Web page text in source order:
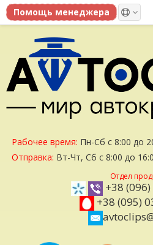
Рабочее время: Пн-Сб с 8:00 до
Отправка: Вт-Чт, Сб с 8:00 до
Отдел
+38
+38 (095)